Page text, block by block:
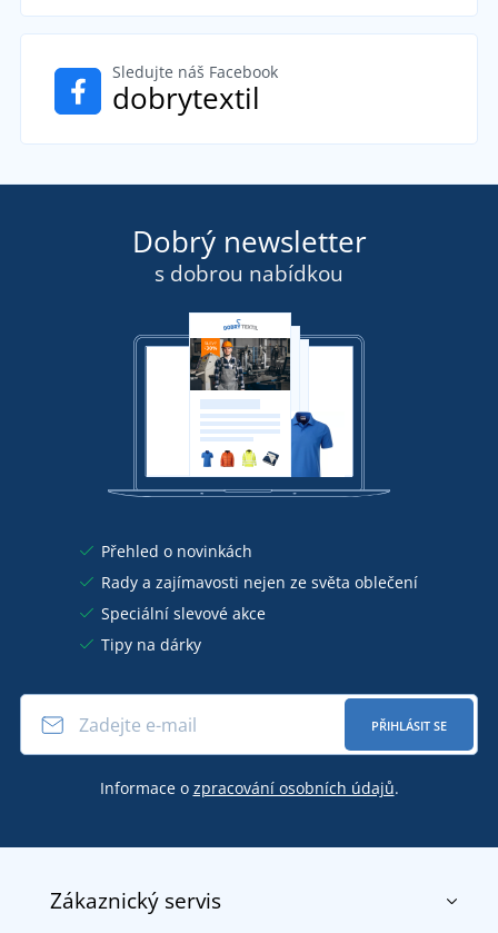
Sledujte náš Facebook
dobrytextil
Dobrý newsletter
s dobrou nabídkou
Přehled o novinkách
Rady a zajímavosti nejen ze světa oblečení
Speciální slevové akce
Tipy na dárky
PŘIHLÁSIT SE
Informace o zpracování osobních údajů.
Zákaznický servis